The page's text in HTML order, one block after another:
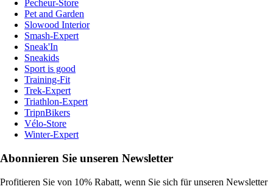
Pecheur-Store
Pet and Garden
Slowood Interior
Smash-Expert
Sneak'In
Sneakids
Sport is good
Training-Fit
Trek-Expert
Triathlon-Expert
TripnBikers
Vélo-Store
Winter-Expert
Abonnieren Sie unseren Newsletter
Profitieren Sie von 10% Rabatt, wenn Sie sich für unseren Newsletter